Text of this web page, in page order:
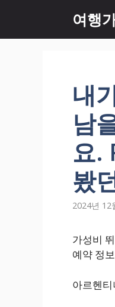
츠
여행
내
남
요.
봤
2024년 12
가성비
예약 정
아르헨